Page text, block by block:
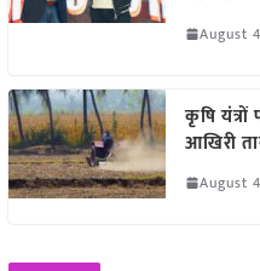
August
कृषि
आखिरी
August